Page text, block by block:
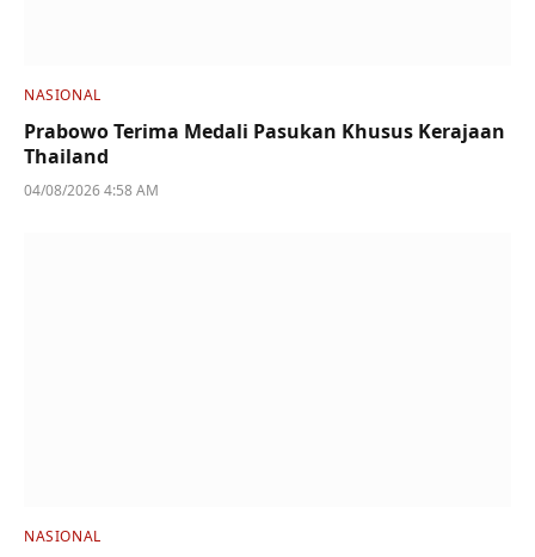
NASIONAL
Prabowo Terima Medali Pasukan Khusus Kerajaan
Thailand
04/08/2026 4:58 AM
NASIONAL